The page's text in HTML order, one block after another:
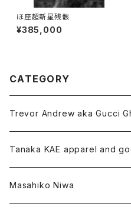
ほ座超新星残骸
¥385,000
CATEGORY
Trevor Andrew aka Gucci
Tanaka KAE apparel and
Masahiko Niwa